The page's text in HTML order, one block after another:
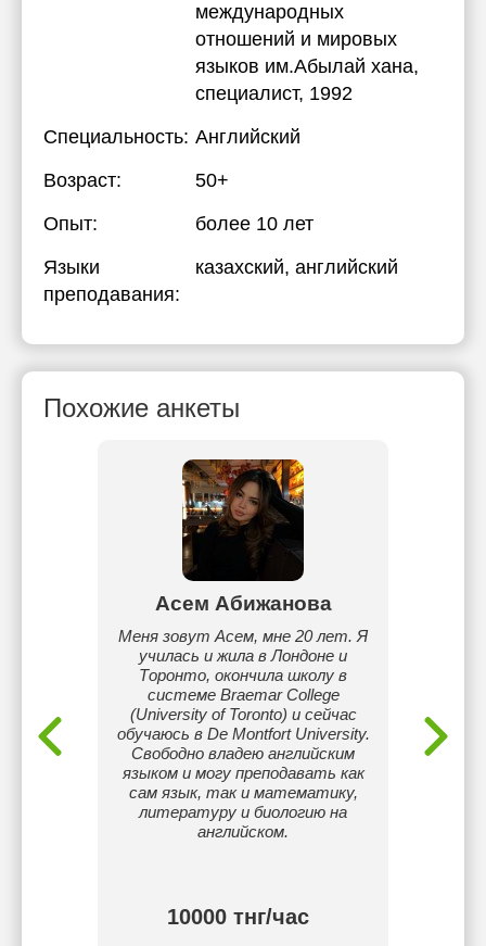
международных
отношений и мировых
языков им.Абылай хана,
специалист, 1992
Специальность: Английский
Возраст:
50+
Опыт:
более 10 лет
Языки
преподавания:
казахский, английский
Похожие анкеты
так и
Асем Абижанова
Меня зовут Асем, мне 20 лет. Я
училась и жила в Лондоне и
Торонто, окончила школу в
системе Braemar College
(University of Toronto) и сейчас
обучаюсь в De Montfort University.
Свободно владею английским
языком и могу преподавать как
сам язык, так и математику,
литературу и биологию на
английском.
10000 тнг/час